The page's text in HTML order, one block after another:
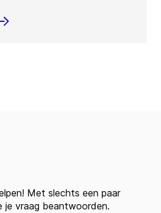
Met slechts een paar
je vraag beantwoorden.